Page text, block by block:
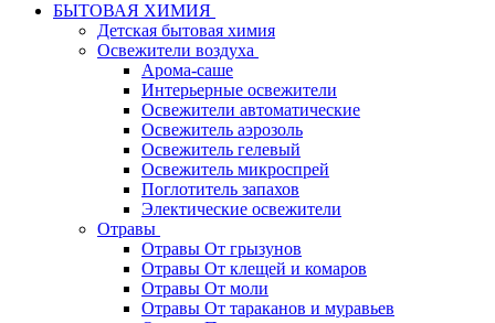
БЫТОВАЯ ХИМИЯ
Детская бытовая химия
Освежители воздуха
Арома-саше
Интерьерные освежители
Освежители автоматические
Освежитель аэрозоль
Освежитель гелевый
Освежитель микроспрей
Поглотитель запахов
Электические освежители
Отравы
Отравы От грызунов
Отравы От клещей и комаров
Отравы От моли
Отравы От тараканов и муравьев